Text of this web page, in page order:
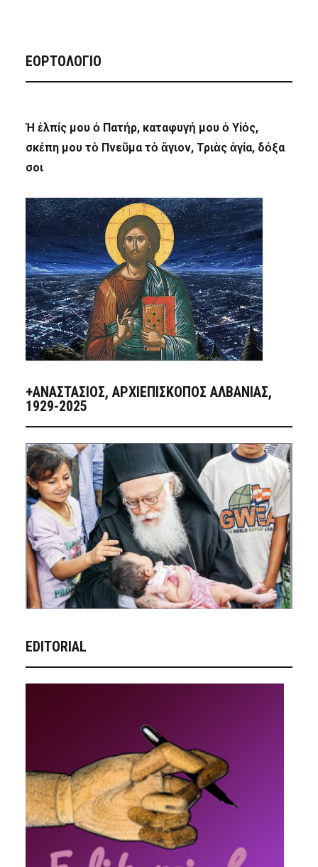
ΕΟΡΤΟΛΟΓΙΟ
Ἡ ἐλπίς μου ὁ Πατήρ, καταφυγή μου ὁ Υἱός,
σκέπη μου τὸ Πνεῦμα τὸ ἅγιον, Τριὰς ἁγία, δόξα
σοι
+ΑΝΑΣΤΆΣΙΟΣ, ΑΡΧΙΕΠΊΣΚΟΠΟΣ ΑΛΒΑΝΊΑΣ,
1929-2025
EDITORIAL